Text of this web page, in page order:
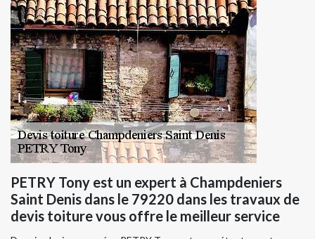
PETRY Tony est un expert à Champdeniers
Saint Denis dans le 79220 dans les travaux de
devis toiture vous offre le meilleur service